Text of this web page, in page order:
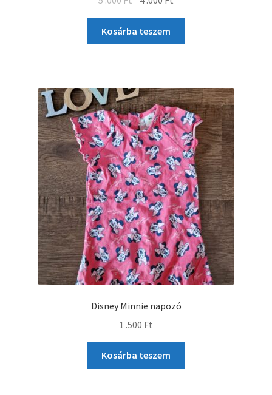
Kosárba teszem
Disney Minnie napozó
1 .500 Ft
Kosárba teszem